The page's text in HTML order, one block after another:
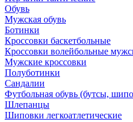
Обувь
Мужская обувь
Ботинки
Кроссовки баскетбольные
Кроссовки волейбольные
Мужские кроссовки
Полуботинки
Сандалии
Футбольная обувь (бутсы,
Шлепанцы
Шиповки легкоатлетические